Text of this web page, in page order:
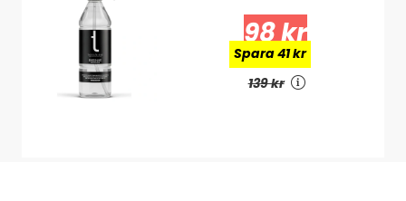
98 kr
Spara 41 kr
139 kr